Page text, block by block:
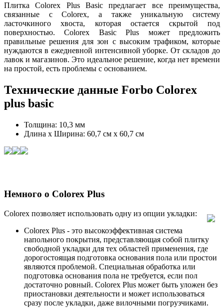
Плитка Colorex Plus Basic предлагает все преимущества,
связанные с Colorex, а также уникальную систему
ласточкиного хвоста, которая остается скрытой под
поверхностью. Colorex Basic Plus может предложить
правильные решения для зон с высоким трафиком, которые
нуждаются в ежедневной интенсивной уборке. От складов до
лавок и магазинов. Это идеальное решение, когда нет времени
на простой, есть проблемы с основанием.
Технические данные Forbo Colorex
plus basic
Толщина: 10,3 мм
Длина х Ширина: 60,7 см x 60,7 см
Немного о Colorex Plus
Colorex позволяет использовать одну из опции укладки:
Colorex Plus - это высокоэффективная система
напольного покрытия, представляющая собой плитку
свободной укладки для тех областей применения, где
дорогостоящая подготовка основания пола или простои
являются проблемой. Специальная обработка или
подготовка основания пола не требуется, если пол
достаточно ровный. Colorex Plus может быть уложен без
приостановки деятельности и может использоваться
сразу после укладки, даже вилочными погрузчиками.